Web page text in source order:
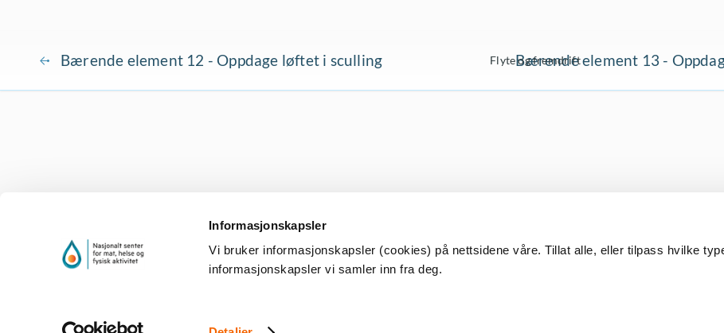
Informasjonskapsler
Vi bruker informasjonskapsler (cookies) på nettsidene våre. Tillat alle, eller tilpass hvilke
informasjonskapsler vi samler inn fra deg.
Bærende element 12 - Oppdage løftet i sculling Flyte og fremdrift
Bærende element 13 -